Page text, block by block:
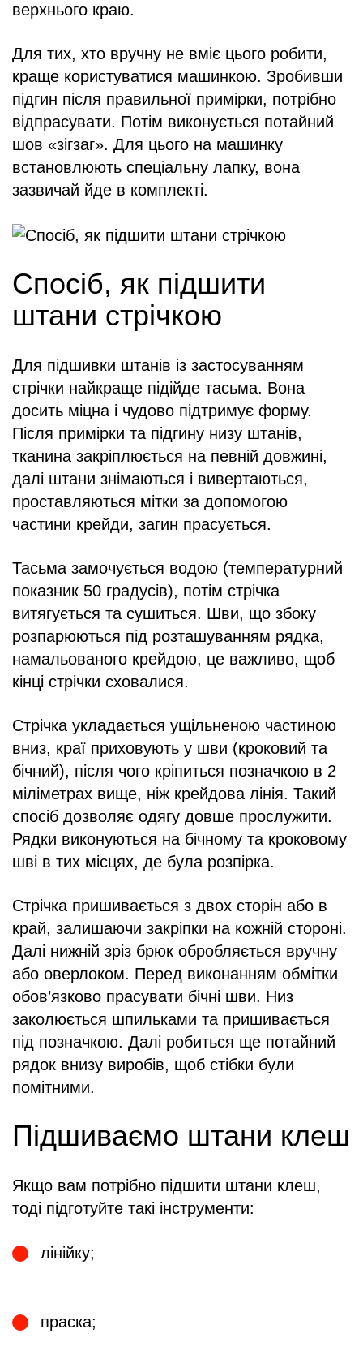
верхнього краю.
Для тих, хто вручну не вміє цього робити,
краще користуватися машинкою. Зробивши
підгин після правильної примірки, потрібно
відпрасувати. Потім виконується потайний
шов «зігзаг». Для цього на машинку
встановлюють спеціальну лапку, вона
зазвичай йде в комплекті.
Спосіб, як підшити
штани стрічкою
Для підшивки штанів із застосуванням
стрічки найкраще підійде тасьма. Вона
досить міцна і чудово підтримує форму.
Після примірки та підгину низу штанів,
тканина закріплюється на певній довжині,
далі штани знімаються і вивертаються,
проставляються мітки за допомогою
частини крейди, загин прасується.
Тасьма замочується водою (температурний
показник 50 градусів), потім стрічка
витягується та сушиться. Шви, що збоку
розпарюються під розташуванням рядка,
намальованого крейдою, це важливо, щоб
кінці стрічки сховалися.
Стрічка укладається ущільненою частиною
вниз, краї приховують у шви (кроковий та
бічний), після чого кріпиться позначкою в 2
міліметрах вище, ніж крейдова лінія. Такий
спосіб дозволяє одягу довше прослужити.
Рядки виконуються на бічному та кроковому
шві в тих місцях, де була розпірка.
Стрічка пришивається з двох сторін або в
край, залишаючи закріпки на кожній стороні.
Далі нижній зріз брюк обробляється вручну
або оверлоком. Перед виконанням обмітки
обов’язково прасувати бічні шви. Низ
заколюється шпильками та пришивається
під позначкою. Далі робиться ще потайний
рядок внизу виробів, щоб стібки були
помітними.
Підшиваємо штани клеш
Якщо вам потрібно підшити штани клеш,
тоді підготуйте такі інструменти:
лінійку;
праска;